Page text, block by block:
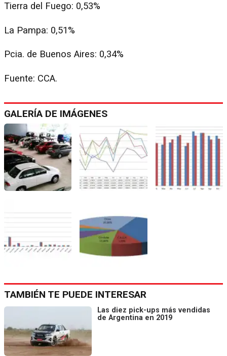
Tierra del Fuego: 0,53%
La Pampa: 0,51%
Pcia. de Buenos Aires: 0,34%
Fuente: CCA.
GALERÍA DE IMÁGENES
TAMBIÉN TE PUEDE INTERESAR
Las diez pick-ups más vendidas
de Argentina en 2019